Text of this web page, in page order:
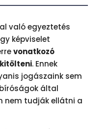
való egyeztetés
képviselet
vonatkozó
. Ennek
jogászaink sem
által
nem tudják ellátni a